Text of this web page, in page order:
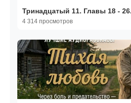
Тринадцатый 11. Главы 18 - 26.
4 314 просмотров